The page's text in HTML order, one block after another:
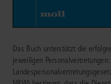
Das Buch unterstützt die
jeweiligen